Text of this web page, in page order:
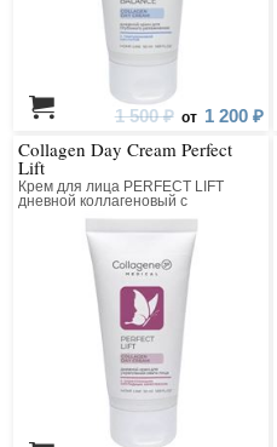
1 500 ₽ от 1 200 ₽
Collagen Day Cream Perfect
Lift
Крем для лица PERFECT LIFT
дневной коллагеновый с
матриксилом